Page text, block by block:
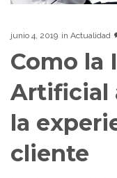
junio 4, 2019 in Actualidad
Como la
Artificial
la
cliente